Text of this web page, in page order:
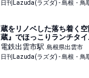
蔵をリノベした落ち着く
蔵』でほっこりランチタ
電鉄出雲市駅 島根県出雲市